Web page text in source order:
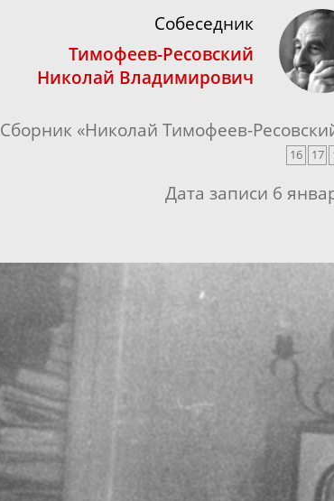
Собеседник
Тимофеев-Ресовский
Николай Владимирович
Сборник «НиколайТимофеев-
16
17
Дата записи 6